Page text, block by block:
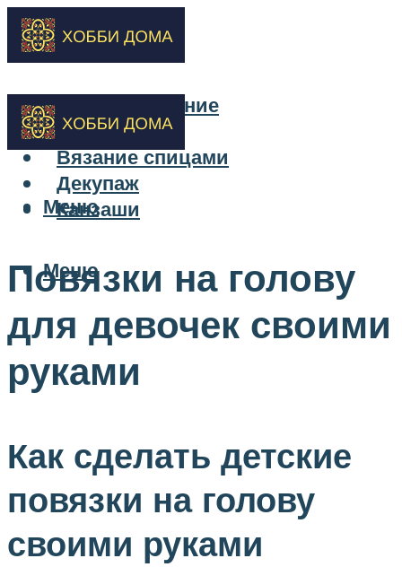
Бисероплетение
Вышивка
Вязание спицами
Декупаж
Канзаши
Меню
Меню
Повязки на голову
для девочек своими
руками
Как сделать детские
повязки на голову
своими руками